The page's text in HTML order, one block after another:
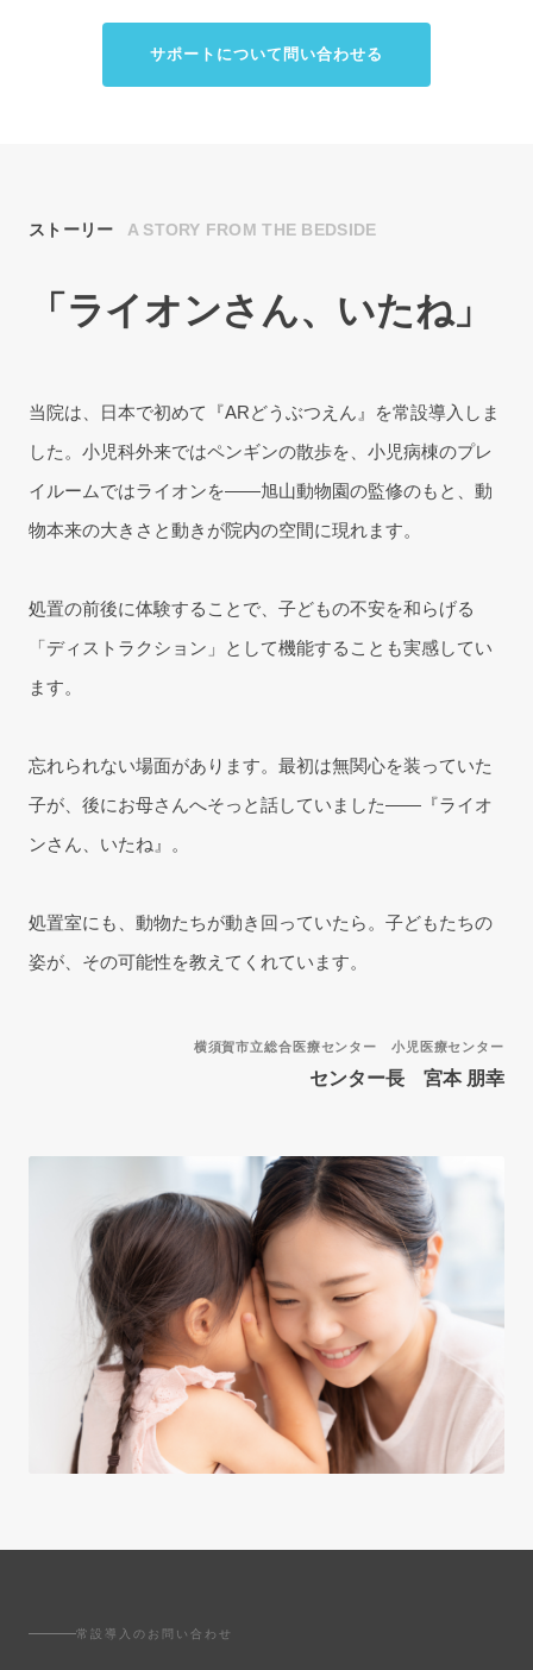
サポートについて問い合わせる
ストーリー A STORY FROM THE BEDSIDE
「ライオンさん、いたね」
当院は、日本で初めて『ARどうぶつえん』を常設導入しま
した。小児科外来ではペンギンの散歩を、小児病棟のプレ
イルームではライオンを——旭山動物園の監修のもと、動
物本来の大きさと動きが院内の空間に現れます。
処置の前後に体験することで、子どもの不安を和らげる
「ディストラクション」として機能することも実感してい
ます。
忘れられない場面があります。最初は無関心を装っていた
子が、後にお母さんへそっと話していました——『ライオ
ンさん、いたね』。
処置室にも、動物たちが動き回っていたら。子どもたちの
姿が、その可能性を教えてくれています。
横須賀市立総合医療センター 小児医療センター
センター長 宮本 朋幸
常設導入のお問い合わせ